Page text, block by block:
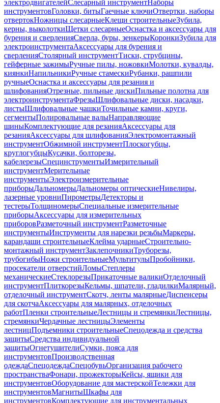
электродвигателейСлесарный инструментНаборы
инструментовГоловки, битыГаечные ключиОтвертки, наборы
отвертокНожницы слесарныеКлещи строительныеЗубила,
керны, выколоткиЩетки слесарныеОснастка и аксессуары для
бурения и сверленияСверла, буры, зенкерыКоронкиЗубила для
электроинструментаАксессуары для бурения и
сверленияСтолярный инструментТиски, струбцины,
гейферные зажимыРучные пилы, ножовкиМолотки, кувалды,
киянкиНапильникиРучные стамескиРубанки, рашпили
ручныеОснастка и аксессуары для резания и
шлифованияОтрезные, пильные дискиПильные полотна для
электроинструментаФрезыШлифовальные диски, насадки,
листыШлифовальные чашкиТочильные камни, круги,
сегментыПолировальные валыНаправляющие
шиныКомплектующие для резанияАксессуары для
резанияАксессуары для шлифованияЭлектромонтажный
инструментОбжимной инструментПлоскогубцы,
круглогубцыКусачки, болторезы,
кабелерезыСпецинструментыИзмерительный
инструментМерительные
инструментыЭлектроизмерительные
приборыДальномерыДальномеры оптическиеНивелиры,
лазерные уровниПирометрыДетекторы и
тестерыТолщиномерыСпециальные измерительные
приборыАксессуары для измерительных
приборовРазметочный инструментРазметочные
инструментыИнструменты для нарезки резьбыМаркеры,
карандаши строительныеКлейма ударныеСтроительно-
монтажный инструментЗаклепочникиТруборезы,
трубогибыНожи строительныеМультитулыПробойники,
просекатели отверстийЛомыСтеплеры
механическиеСтеклорезыПрикаточные валикиОтделочный
инструментПлиткорезыКельмы, шпатели, гладилкиМалярный,
отделочный инструментСкотч, ленты малярныеДиспенсеры
для скотчаАксессуары для малярных, отделочных
работПленки строительныеЛестницы и стремянкиЛестницы,
стремянкиЧердачные лестницыЭлементы
лестницПодъемники строительныеСпецодежда и средства
защитыСредства индивидуальной
защитыОгнетушителиСумки, пояса для
инструментовПроизводственная
одеждаСпецодеждаСпецобувьОрганизация рабочего
пространстваФонари, прожекторыКейсы, ящики для
инструментовОборудование для мастерскойТележки для
инструментовМагнитыШкафы для
инструментовКомплектующие для инструментальных